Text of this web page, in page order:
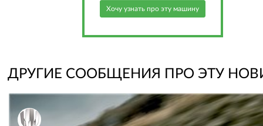
Хочу узнать про эту машину
ДРУГИЕ СООБЩЕНИЯ ПРО ЭТУ